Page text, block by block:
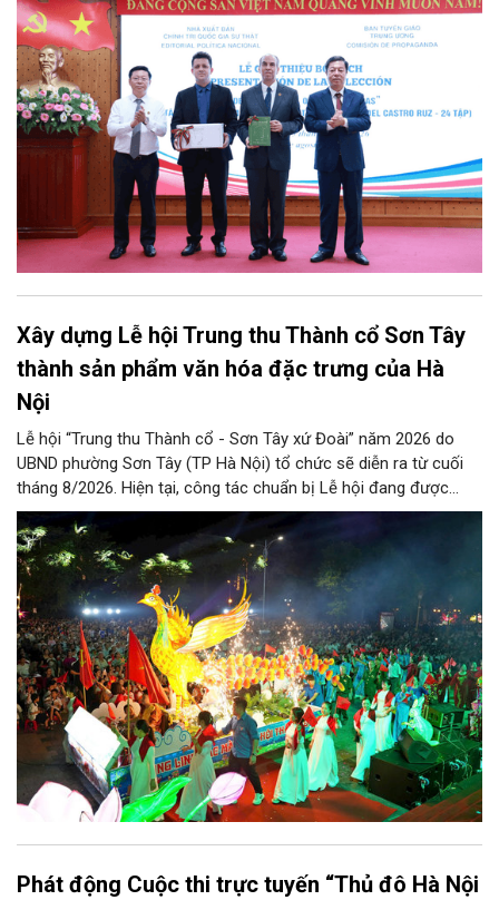
giáo Trung ương tổ chức Lễ giới thiệu bộ sách “Tuyển tập các
tác phẩm chọn lọc của Tổng Tư lệnh Fidel Castro Ruz” gồm 24
tập bằng tiếng Tây Ban Nha.
Xây dựng Lễ hội Trung thu Thành cổ Sơn Tây
thành sản phẩm văn hóa đặc trưng của Hà
Nội
Lễ hội “Trung thu Thành cổ - Sơn Tây xứ Đoài” năm 2026 do
UBND phường Sơn Tây (TP Hà Nội) tổ chức sẽ diễn ra từ cuối
tháng 8/2026. Hiện tại, công tác chuẩn bị Lễ hội đang được
chính quyền phường Sơn Tây cùng các phòng, ban, ngành, đơn
vị và 25 tổ dân phố khẩn trương triển khai, tạo khí thế sôi nổi,
sẵn sàng mang đến cho Nhân dân và du khách một mùa Trung
thu quy mô, đặc sắc và giàu bản sắc văn hóa xứ Đoài.
Phát động Cuộc thi trực tuyến “Thủ đô Hà Nội